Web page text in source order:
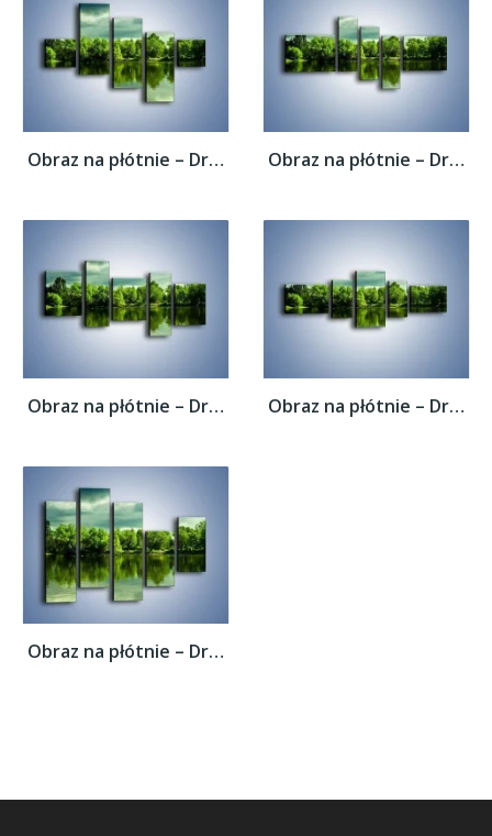
Obraz na płótnie – Drzewa w wodnym odbiciu... Obraz na płótnie – Drzewa w wodnym odbiciu...
Obraz na płótnie – Drzewa w wodnym odbiciu... Obraz na płótnie – Drzewa w wodnym odbiciu...
Obraz na płótnie – Drzewa w wodnym odbiciu...